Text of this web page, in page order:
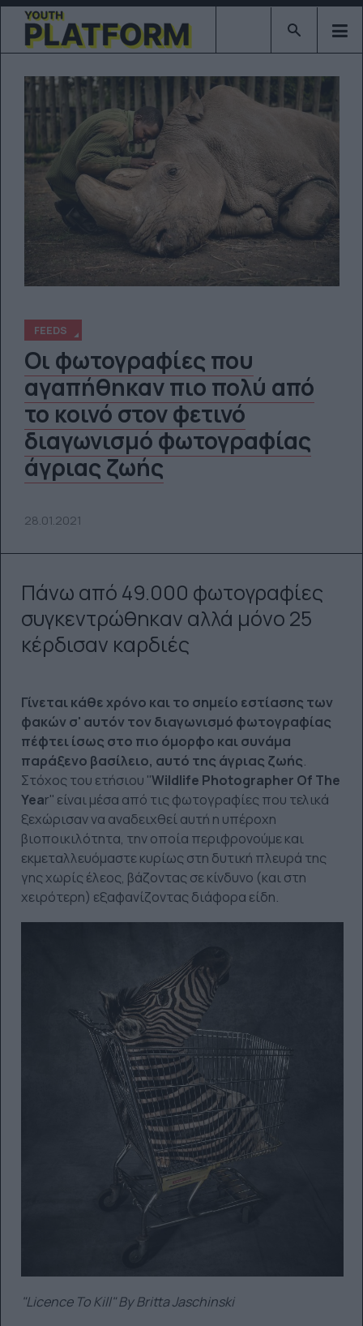
Type 2 or
FEEDS
Οι φωτογραφίες που
αγαπήθηκαν πιο πολύ από
το κοινό στον φετινό
διαγωνισμό φωτογραφίας
άγριας ζωής
28.01.2021
Πάνω από 49.000 φωτογραφίες
συγκεντρώθηκαν αλλά μόνο 25
κέρδισαν καρδιές
Γίνεται κάθε χρόνο και το σημείο εστίασης των
φακών σ' αυτόν τον διαγωνισμό φωτογραφίας
πέφτει ίσως στο πιο όμορφο και συνάμα
παράξενο βασίλειο, αυτό της άγριας ζωής.
Στόχος του ετήσιου ''Wildlife Photographer Of The
Year'' είναι μέσα από τις φωτογραφίες που τελικά
ξεχώρισαν να αναδειχθεί αυτή η υπέροχη
βιοποικιλότητα, την οποία περιφρονούμε και
εκμεταλλευόμαστε κυρίως στη δυτική πλευρά της
γης χωρίς έλεος, βάζοντας σε κίνδυνο (και στη
χειρότερη) εξαφανίζοντας διάφορα είδη.
"Licence To Kill" By Britta Jaschinski